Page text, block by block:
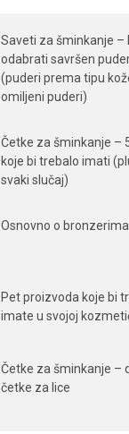
Saveti za šminkanje –
odabrati savršen
(puderi prema tipu
omiljeni puderi)
Četke za šminkanje –
koje bi trebalo imati
svaki slučaj)
Osnovno o bronzerima
Pet proizvoda koje bi
imate u svojoj
Četke za šminkanje –
četke za lice